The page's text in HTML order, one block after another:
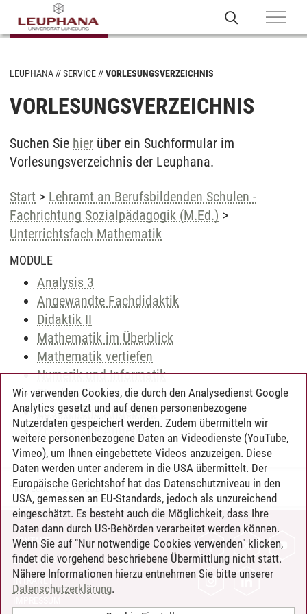
LEUPHANA SERVICE VORLESUNGSVERZEICHNIS
VORLESUNGSVERZEICHNIS
Suchen Sie hier über ein Suchformular im
Vorlesungsverzeichnis der Leuphana.
Start > Lehramt an Berufsbildenden Schulen -
Fachrichtung Sozialpädagogik (M.Ed.) >
Unterrichtsfach Mathematik
MODULE
Analysis 3
Angewandte Fachdidaktik
Didaktik II
Mathematik im Überblick
Mathematik vertiefen
Numerik und Informatik
Stochastik
Zusätzliche Angebote
Zusätzliche Angebote
Timo Leder/30.06.2024
KONTAKT
LEUPHANA ALS ARBEITGEBER
INTRANET
Wir verwenden Cookies, die durch den Analysedienst Google
Analytics gesetzt und auf denen personenbezogene
Nutzerdaten gespeichert werden. Zudem übermitteln wir
weitere personenbezogene Daten an Videodienste (YouTube,
Vimeo), um Ihnen eingebettete Videos anzuzeigen. Diese
Daten werden unter anderem in die USA übermittelt. Der
Europäische Gerichtshof hat das Datenschutzniveau in den
USA, gemessen an EU-Standards, jedoch als unzureichend
eingeschätzt. Es besteht auch die Möglichkeit, dass Ihre
Daten dann durch US-Behörden verarbeitet werden können.
Wenn Sie auf "Nur notwendige Cookies verwenden" klicken,
findet die vorgehend beschriebene Übermittlung nicht statt.
Nähere Informationen hierzu entnehmen Sie bitte unserer
Datenschutzerklärung.